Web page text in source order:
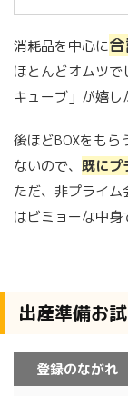
消耗品を中心に
ほとんどオムツで
キューブ」が嬉し
後ほどBOXをもら
ないので、 既にプ
ただ、非プライ
はビミョーな中身
出産準備お
登録のながれ